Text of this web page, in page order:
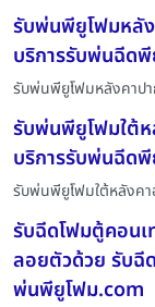
รับพ่นพียูโฟมหลั
บริการรับพ่นฉีด
รับพ่นพียูโฟมหลังคาป
รับพ่นพียูโฟมใต้
บริการรับพ่นฉีด
รับพ่นพียูโฟมใต้หลังค
รับฉีดโฟมตู้คอนเ
ลอยตัวด้วย รับฉี
พ่นพียูโฟม.com